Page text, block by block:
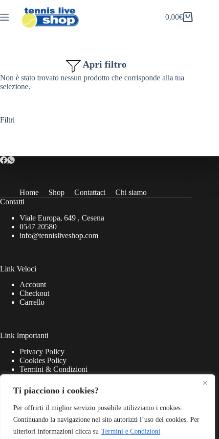
Ti piacciono i cookies?
Per offrirti il miglior servizio possibile utilizziamo i cookies.
Continuando la navigazione nel sito autorizzi l’uso dei cookies. Per
ulteriori informazioni clicca su Termini e Condizioni
al
contenuto
Carrello
0,00€
Apri filtro
Non è stato trovato nessun prodotto che corrisponde alla tua
selezione.
Filtri
Home Shop Contattaci
Chi siamo
Contatti
Viale Europa, 649 , Cesena
0547 20580
info@tennisliveshop.com
Link Veloci
Account
Checkout
Carrello
Link Importanti
Privacy Policy
Cookies Policy
Termini & Condizioni